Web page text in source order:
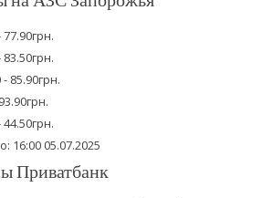
85.90грн.
16:00 05.07.2025
Приватбанк